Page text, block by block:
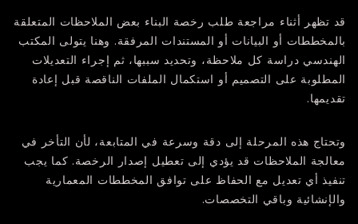
قد تظهر أثناء مراجعة طلب رخصة البناء بعض الملاحظات المتعلقة
بالمخططات أو البيانات أو المستندات المرفقة. وهنا يتولى المكتب
الهندسي دراسة كل ملاحظة، وتحديد سببها، ثم إجراء التعديلات
المطلوبة على التصميم أو استكمال الملفات الناقصة قبل إعادة
تقديمها.
وتحتاج هذه المرحلة إلى دقة وسرعة في المتابعة، لأن التأخر في
معالجة الملاحظات قد يؤدي إلى تعطيل إصدار الرخصة. كما يجب
تنفيذ أي تعديل مع الحفاظ على توافق المخططات المعمارية
والإنشائية وباقي التخصصات.